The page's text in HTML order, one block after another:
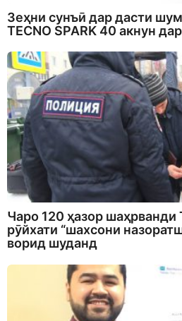
Зеҳни сунъӣ дар дасти
TECNO SPARK 40 акнун
Чаро 120 ҳазор шаҳрванди
рӯйхати “шахсони
ворид шуданд